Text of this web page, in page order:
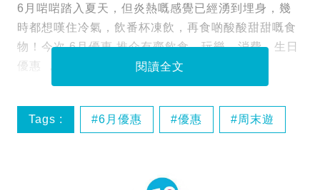
6月啱啱踏入夏天，但炎熱嘅感覺已經湧到埋身，幾
時都想嘆住冷氣，飲番杯凍飲，再食啲酸酸甜甜嘅食
物！今次 6月優惠 推介有齊飲食、玩樂、消費、生日
優惠 ，即刻睇睇有咩著數啦！
閱讀全文
Tags : 6月優惠 優惠 周末遊